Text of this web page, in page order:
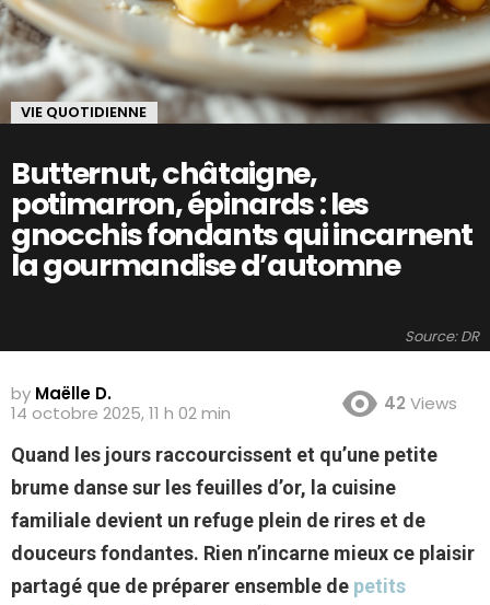
VIE QUOTIDIENNE
Butternut, châtaigne,
potimarron, épinards : les
gnocchis fondants qui incarnent
la gourmandise d’automne
Source: DR
by Maëlle D.
14 octobre 2025, 11 h 02 min
42 Views
Quand les jours raccourcissent et qu’une petite
brume danse sur les feuilles d’or, la cuisine
familiale devient un refuge plein de rires et de
douceurs fondantes. Rien n’incarne mieux ce plaisir
partagé que de préparer ensemble de petits